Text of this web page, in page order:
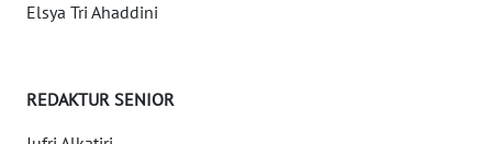
Elsya Tri Ahaddini
REDAKTUR SENIOR
BANTEN
NTT